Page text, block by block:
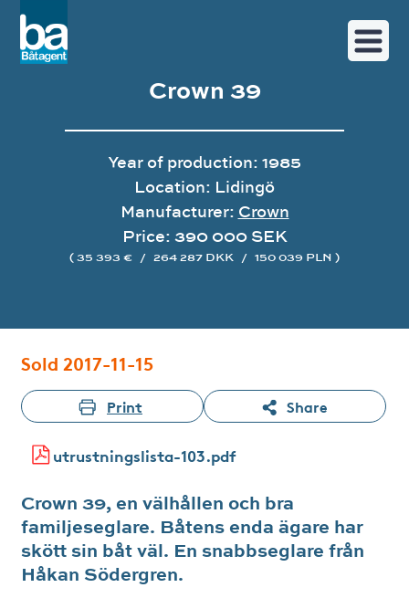
Crown 39
Year of production: 1985
Location: Lidingö
Manufacturer: Crown
Price: 390 000 SEK
( 35 393 € / 264 287 DKK / 150 039 PLN )
Sold 2017-11-15
Print Share
utrustningslista-103.pdf
Crown 39, en välhållen och bra
familjeseglare. Båtens enda ägare har
skött sin båt väl. En snabbseglare från
Håkan Södergren.